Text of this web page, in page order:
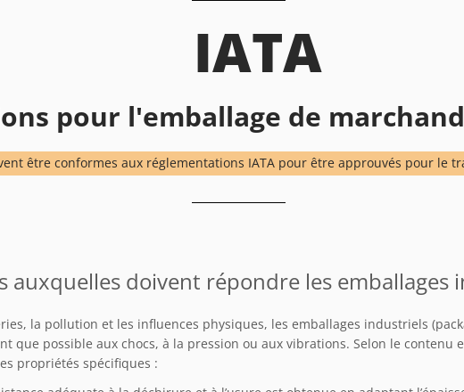
IATA
pour l'emballage de
être conformes aux réglementations IATA pour être approuvés pour le
auxquelles doivent répondre les
la pollution et les influences physiques, les emballages industriels
que possible aux chocs, à la pression ou aux vibrations. Selon le contenu
propriétés spécifiques :